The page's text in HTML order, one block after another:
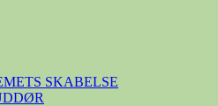
SKABELSE